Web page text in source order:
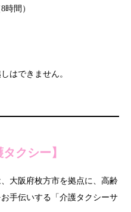
間）
はできません。
クシー】
大阪府枚方市を拠点に、高齢
手伝いする「介護タクシーサ